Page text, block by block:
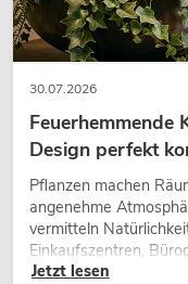
30.07.2026
Feuerhemmende
Design perfekt
Pflanzen machen
angenehme
vermitteln
Einkaufszentren,
eine hochwertige
Jetzt lesen